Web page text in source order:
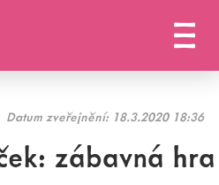
zábavná hra
Datum zveřejnění: 18.3.2020 18:36